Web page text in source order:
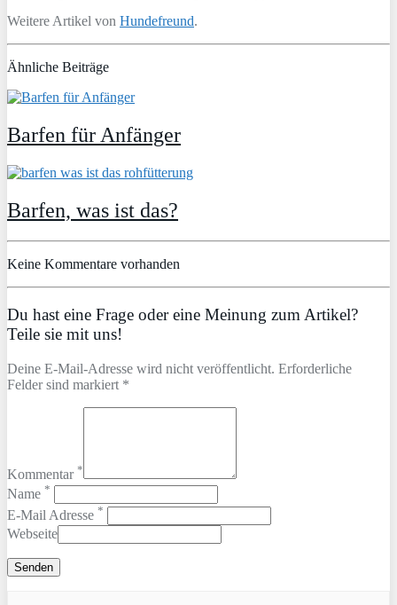
Weitere Artikel von Hundefreund.
Ähnliche Beiträge
Barfen für Anfänger
Barfen, was ist das?
Keine Kommentare vorhanden
Du hast eine Frage oder eine Meinung zum Artikel?
Teile sie mit uns!
Deine E-Mail-Adresse wird nicht veröffentlicht. Erforderliche
Felder sind markiert *
Kommentar *
Name *
E-Mail Adresse *
Webseite